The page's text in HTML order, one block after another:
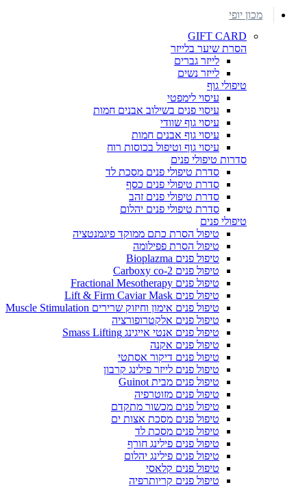
מכון יופי
GIFT CARD
הסרת שיער בלייזר
לייזר גברים
לייזר נשים
טיפולי גוף
עיסוי לימפטי
עיסוי פנים בשילוב אבנים חמות
עיסוי גוף שוודי
עיסוי גוף אבנים חמות
עיסוי גוף וטיפול בכוסות רוח
סדרות טיפולי פנים
סדרת טיפולי פנים מסכת לד
סדרת טיפולי פנים כסף
סדרת טיפולי פנים זהב
סדרת טיפולי פנים יהלום
טיפולי פנים
טיפול הסרת כתם ממוקד פיגמנטציה
טיפול הסרת פפילומה
טיפול פנים Bioplazma
טיפול פנים Carboxy co-2
טיפול פנים Fractional Mesotherapy
טיפול פנים Lift & Firm Caviar Mask
טיפול פנים אימון וחיזוק שרירים Muscle Stimulation
טיפול פנים אלקטרופורציה
טיפול פנים אנטי אייגינג Smass Lifting
טיפול פנים אקנה
טיפול פנים דיקור אסתטי
טיפול פנים לייזר פילינג קרבון
טיפול פנים מבית Guinot
טיפול פנים מזוטרפיה
טיפול פנים מכשור מתקדם
טיפול פנים מסכת אצות ים
טיפול פנים מסכת לד
טיפול פנים פילינג חורף
טיפול פנים פילינג יהלום
טיפול פנים קלאסי
טיפול פנים קריותרפיה